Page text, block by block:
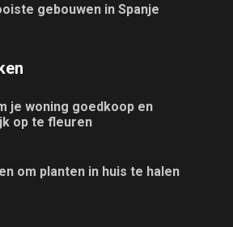
gebouwen in Spanje
je woning goedkoop en
op te fleuren
om planten in huis te halen